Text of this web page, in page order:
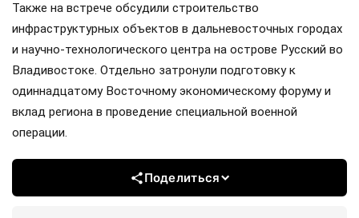
Также на встрече обсудили строительство
инфраструктурных объектов в дальневосточных городах
и научно-технологического центра на острове Русский во
Владивостоке. Отдельно затронули подготовку к
одиннадцатому Восточному экономическому форуму и
вклад региона в проведение специальной военной
операции.
Поделиться